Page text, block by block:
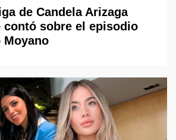
de Candela Arizaga
contó sobre el episodio
Moyano